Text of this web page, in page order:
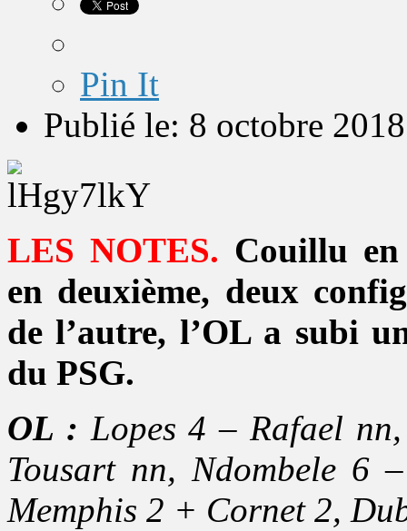
Pin It
Publié le: 8 octobre 2018
LES NOTES. Couillu
en deuxième, deux
de l’autre, l’OL a subi
du PSG.
OL : Lopes 4 – Rafael
Tousart nn, Ndombele 6
Memphis 2 + Cornet 2,